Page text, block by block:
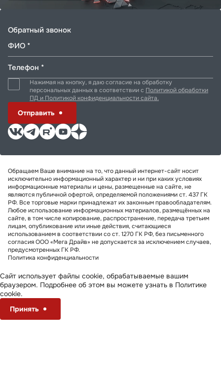
Обратный звонок
ФИО *
Телефон *
Нажимая на кнопку, я даю согласие на обработку
персональных данных в соответствии с Политикой обработки
ПД и Политикой конфиденциальности сайта.
Отправить
Обращаем Ваше внимание на то, что данный интернет-сайт носит
исключительно информационный характер и ни при каких условиях
информационные материалы и цены, размещенные на сайте, не
являются публичной офертой, определяемой положениями ст. 437 ГК
РФ. Все торговые марки принадлежат их законным правообладателям.
Любое использование информационных материалов, размещённых на
сайте, в том числе копирование, распространение, передача третьим
лицам, опубликование или иные действия, считающиеся
использованием в соответствии со ст. 1270 ГК РФ, без письменного
согласия ООО «Мега Драйв» не допускается за исключением случаев,
предусмотренных ГК РФ.
Политика конфиденциальности
Сайт использует файлы cookie, обрабатываемые вашим
браузером. Подробнее об этом вы можете узнать в Политике
cookie.
Принять